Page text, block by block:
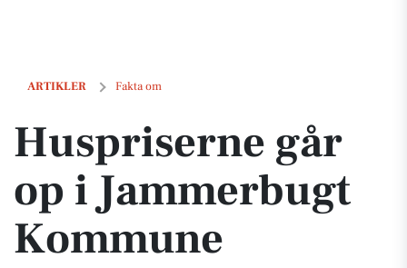
ARTIKLER Fakta om
Huspriserne går op i Jammerbugt Kommune
Huspriserne går
op i Jammerbugt
Kommune